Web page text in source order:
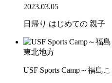
2023.03.05
日帰り はじめての 親子
東北地方
USF Sports Camp～福島